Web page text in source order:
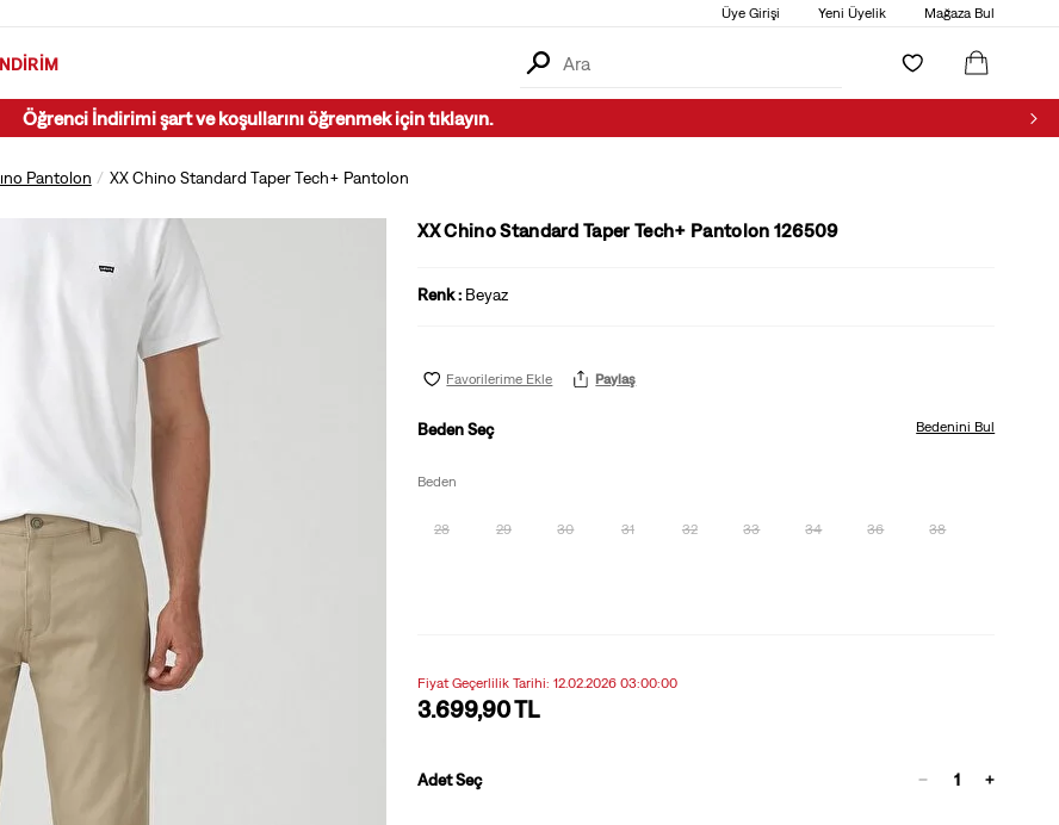
Üye Girişi Yeni Üyelik Mağaza Bul
Öğrenci İndirimi şart ve koşullarını öğrenmek için tıklayın.
Pantolon XX Chino Standard Taper Tech+ Pantolon
XX Chino Standard Taper Tech+ Pantolon 126509
Renk : Beyaz
Favorilerime Ekle Paylaş
Beden Seç Bedenini Bul
Beden
28 29 30 31 32 33 34 36 38
Fiyat Geçerlilik Tarihi: 12.02.2026 03:00:00
3.699,90 TL
Adet Seç